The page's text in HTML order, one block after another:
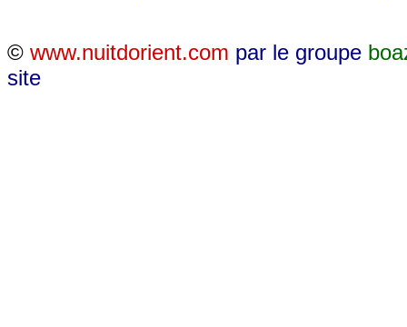
© www.nuitdorient.com par le groupe
site